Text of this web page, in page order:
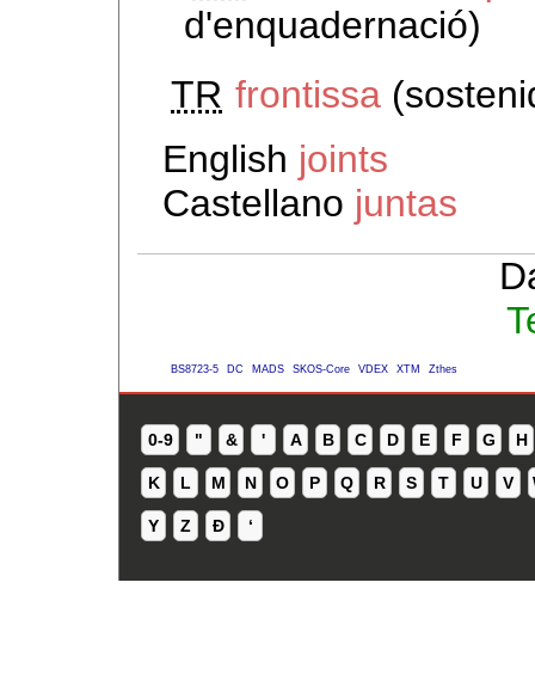
d'enquadernació)
TR frontissa
English joints
Castellano juntas
BS8723-5 DC MADS SKOS-Core VDEX XTM Zthes
0-9 " & ' A B C D E F G H
K L M N O P Q R S T U V
Y Z Ð ʻ